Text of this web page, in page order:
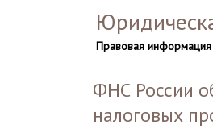
Правовая информация
ФНС России
налоговых